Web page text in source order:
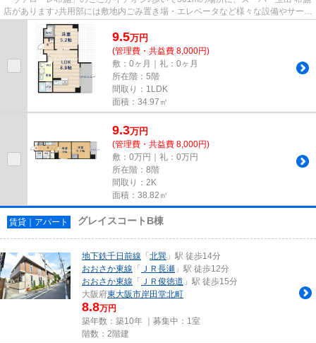
店があります♪共用部には敷地内ごみ置き場・エレベータなど様々な設備やサービ
スが揃っているので便利です...
9.5万円
(管理費・共益費 8,000円)
敷：0ヶ月｜礼：0ヶ月
所在階：5階
間取り：1LDK
面積：34.97㎡
9.3万円
(管理費・共益費 8,000円)
敷：0万円｜礼：0万円
所在階：8階
間取り：2K
面積：38.82㎡
賃貸｜アパート グレイスコートB棟
地下鉄千日前線 「北巽 」駅 徒歩14分
おおさか東線 「 ＪＲ長瀬 」駅 徒歩12分
おおさか東線 「 ＪＲ俊徳道 」駅 徒歩15分
大阪府東大阪市岸田堂北町
8.8万円
築年数：築10年 ｜募集中： 1室
階数：2階建